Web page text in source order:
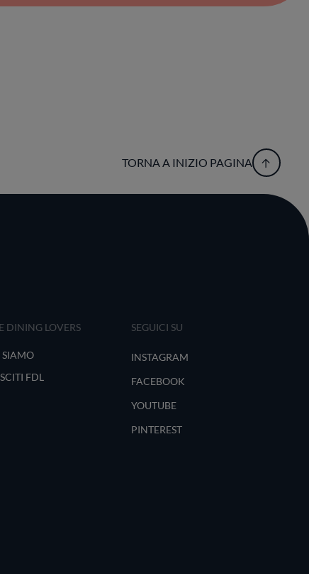
TORNA A INIZIO PAGINA
DINING LOVERS
FDL
SEGUICI SU
INSTAGRAM
FACEBOOK
YOUTUBE
PINTEREST